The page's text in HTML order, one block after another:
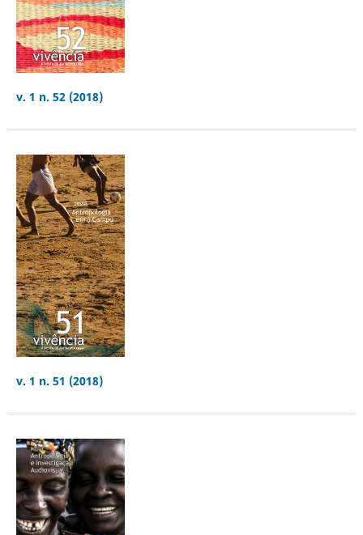
v. 1 n. 52 (2018)
v. 1 n. 51 (2018)